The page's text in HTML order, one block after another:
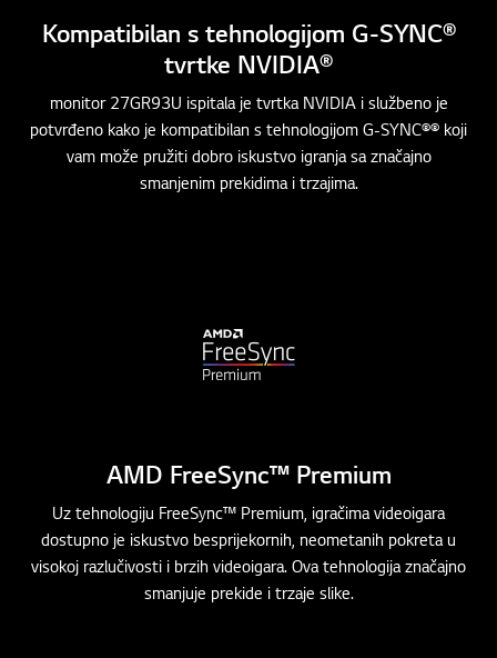
Kompatibilan s tehnologijom G-SYNC®
tvrtke NVIDIA®
monitor 27GR93U ispitala je tvrtka NVIDIA i službeno je
potvrđeno kako je kompatibilan s tehnologijom G-SYNC®® koji
vam može pružiti dobro iskustvo igranja sa značajno
smanjenim prekidima i trzajima.
AMD FreeSync™ Premium
Uz tehnologiju FreeSync™ Premium, igračima videoigara
dostupno je iskustvo besprijekornih, neometanih pokreta u
visokoj razlučivosti i brzih videoigara. Ova tehnologija značajno
smanjuje prekide i trzaje slike.